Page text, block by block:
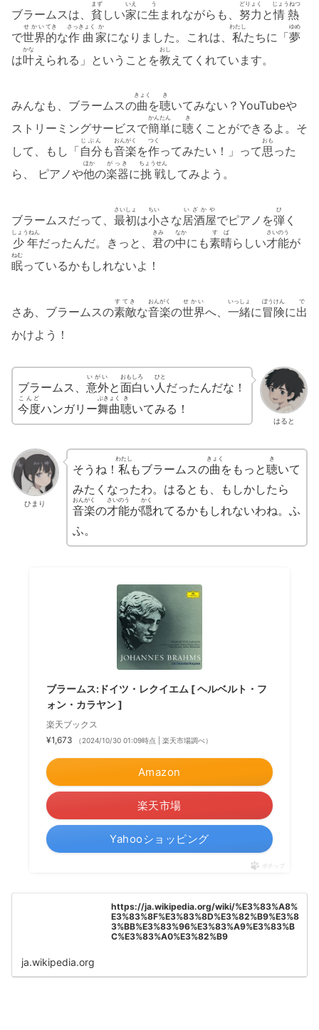
ブラームスは、 貧
まず
しい家
いえ
に生
う
まれながらも、 努力
どりょく
と情熱
じょうねつ
で世界
せかい
的
てき
な作曲
さっきょく
家
か
になりました。これは、 私
わたし
たちに「夢
ゆめ
は叶
かな
えられる」ということを教
おし
えてくれています。
みんなも、ブラームスの曲
きょく
を聴
き
いてみない？YouTubeや
ストリーミングサービスで簡単
かんたん
に聴
き
くことができるよ。そ
して、もし「自分
じぶん
も音楽
おんがく
を作
つく
ってみたい！」って思
おも
った
ら、 ピアノや他
ほか
の楽器
がっき
に挑戦
ちょうせん
してみよう。
ブラームスだって、 最初
さいしょ
は小
ちい
さな居酒屋
いざかや
でピアノを弾
ひ
く
少年
しょうねん
だったんだ。きっと、 君
きみ
の中
なか
にも素晴
すば
らしい才能
さいのう
が
眠
ねむ
っているかもしれないよ！
さあ、ブラームスの素敵
すてき
な音楽
おんがく
の世界
せかい
へ、 一緒
いっしょ
に 冒険
ぼうけん
に出
で
かけよう！
はると
ブラームス、 意外
いがい
と面白
おもしろ
い 人
ひと
だったんだな！
今度
こんど
ハンガリー舞曲
ぶきょく
聴
き
いてみる！
ひまり
そうね！ 私
わたし
もブラームスの曲
きょく
をもっと聴
き
いて
みたくなったわ。はるとも、もしかしたら
音楽
おんがく
の才能
さいのう
が隠
かく
れてるかもしれないわね。ふ
ふ。
ブラームス:ドイツ・レクイエム [ ヘルベルト・フ
ォン・カラヤン ]
楽天ブックス
¥1,673
（2024/10/30 01:09時点 | 楽天市場調べ）
Amazon
楽天市場
Yahooショッピング
ポチップ
https://ja.wikipedia.org/wiki/%E3%83%A8%
E3%83%8F%E3%83%8D%E3%82%B9%E3%8
3%BB%E3%83%96%E3%83%A9%E3%83%B
C%E3%83%A0%E3%82%B9
ja.wikipedia.org